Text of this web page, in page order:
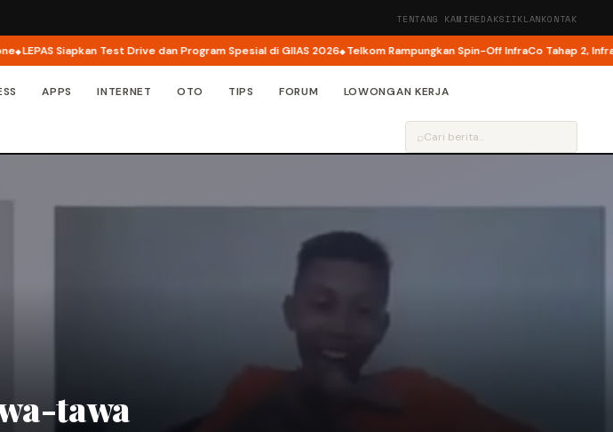
TENTANG KAMIREDAKSIIKLANKONTAK
Siapkan Test Drive dan Program Spesial di GIIAS 2026 Telkom Rampungkan Spin-Off InfraCo Tahap 2,
APPS INTERNET OTO TIPS FORUM LOWONGAN KERJA
⌕
tawa